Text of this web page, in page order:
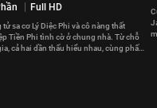
Full HD
tử sa cơ Lý Diệc Phi và cô nàng thất
Tiền Phi tình cờ ở chung nhà. Từ chỗ
cả hai dần thấu hiểu nhau, cùng phấn